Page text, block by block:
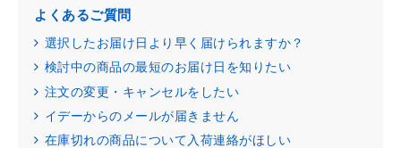
よくあるご質問
選択したお届け日より早く届けられますか？
検討中の商品の最短のお届け日を知りたい
注文の変更・キャンセルをしたい
イデーからのメールが届きません
在庫切れの商品について入荷連絡がほしい